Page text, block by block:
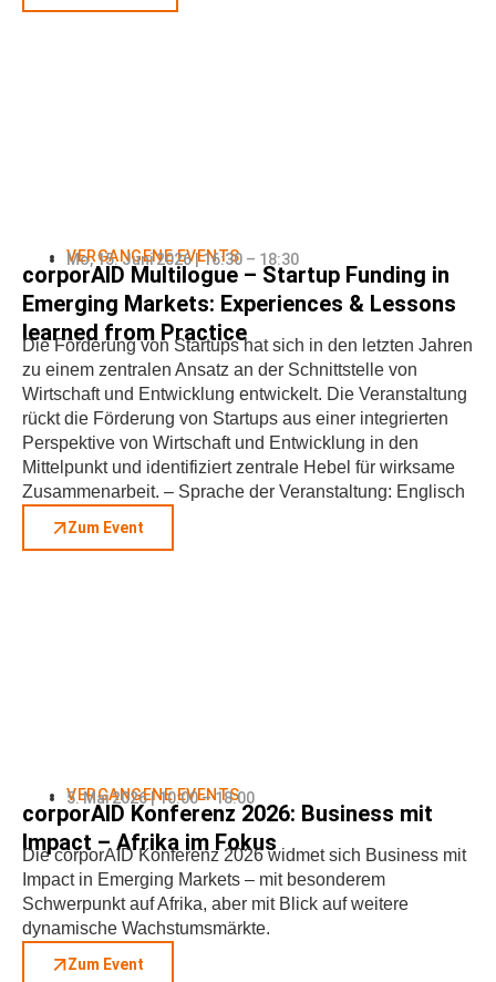
VERGANGENE EVENTS
Mo, 15. Juni 2026 | 16:30 – 18:30
corporAID Multilogue – Startup Funding in
Emerging Markets: Experiences & Lessons
learned from Practice
Die Förderung von Startups hat sich in den letzten Jahren
zu einem zentralen Ansatz an der Schnittstelle von
Wirtschaft und Entwicklung entwickelt. Die Veranstaltung
rückt die Förderung von Startups aus einer integrierten
Perspektive von Wirtschaft und Entwicklung in den
Mittelpunkt und identifiziert zentrale Hebel für wirksame
Zusammenarbeit. – Sprache der Veranstaltung: Englisch
Zum Event
VERGANGENE EVENTS
5. Mai 2026 | 10:00 – 18:00
corporAID Konferenz 2026: Business mit
Impact – Afrika im Fokus
Die corporAID Konferenz 2026 widmet sich Business mit
Impact in Emerging Markets – mit besonderem
Schwerpunkt auf Afrika, aber mit Blick auf weitere
dynamische Wachstumsmärkte.
Zum Event